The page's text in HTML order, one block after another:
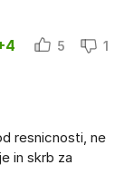
5 1
resnicnosti, ne
in skrb za